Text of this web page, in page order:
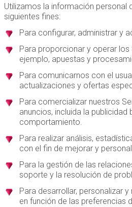
Utilizamos la información personal
siguientes fines:
Para configurar, administrar y
Para proporcionar y operar
ejemplo, apuestas y
Para comunicarnos con el
actualizaciones y ofertas
Para comercializar nuestros
anuncios, incluida la publicidad
comportamiento.
Para realizar análisis,
con el fin de mejorar y
Para la gestión de las
soporte y la resolución de
Para desarrollar, personalizar
en función de las preferencias